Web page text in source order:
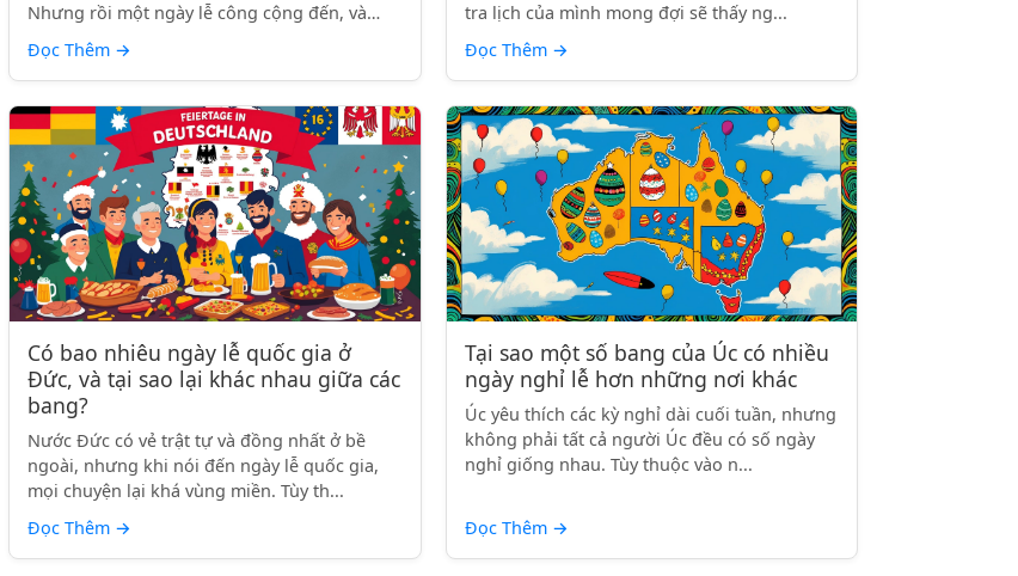
Nhưng rồi một ngày lễ công cộng đến, và
Đọc Thêm →
tra lịch của mình mong đợi sẽ thấy ng...
Đọc Thêm →
Có bao nhiêu ngày lễ quốc gia ở
Đức, và tại sao lại khác nhau giữa các
bang?
Nước Đức có vẻ trật tự và đồng nhất ở bề
ngoài, nhưng khi nói đến ngày lễ quốc gia,
mọi chuyện lại khá vùng miền. Tùy th...
Đọc Thêm →
Tại sao một số bang của Úc có nhiều
ngày nghỉ lễ hơn những nơi khác
Úc yêu thích các kỳ nghỉ dài cuối tuần, nhưng
không phải tất cả người Úc đều có số ngày
nghỉ giống nhau. Tùy thuộc vào n...
Đọc Thêm →